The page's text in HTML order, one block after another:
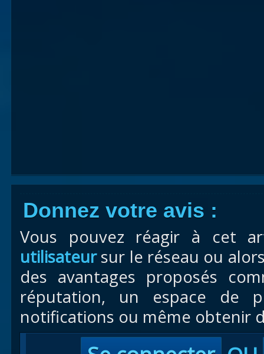
Donnez votre avis :
Vous pouvez réagir à cet
utilisateursur le réseau ou
des avantages proposés
réputation, un espace de
notifications ou même obtenir